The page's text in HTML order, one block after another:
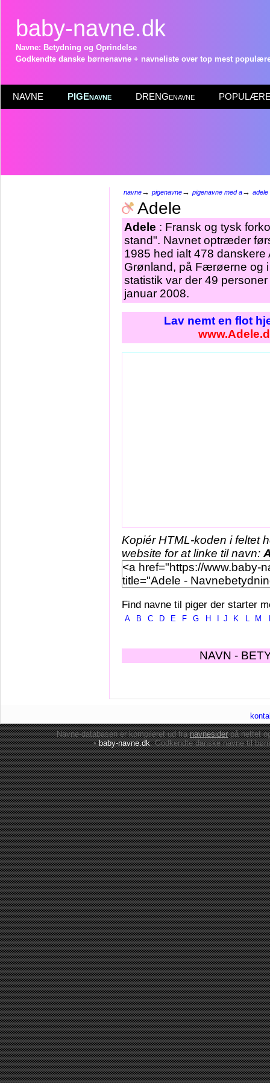
baby-navne.dk
Navne: Betydning og Oprindelse
Godkendte danske børnenavne + navneliste over top mest
NAVNE PIGEnavne DRENGenavne POPULÆRE
navne→ pigenavne→ pigenavne med a→ adele
Adele
Adele : Fransk og tysk
stand". Navnet optræder
1985 hed ialt 478
Grønland, på Færøerne og
statistik var der 49
januar 2008.
Lav nemt en flot
Kopiér HTML-koden i feltet
website for at linke til navn:
Find navne til piger der starter
A B C D E F G H J K L M
NAVN -
Navne-databasen er kompileret ud franavnesiderpå nettet
•baby-navne.dk: Godkendte danskenavne til børn